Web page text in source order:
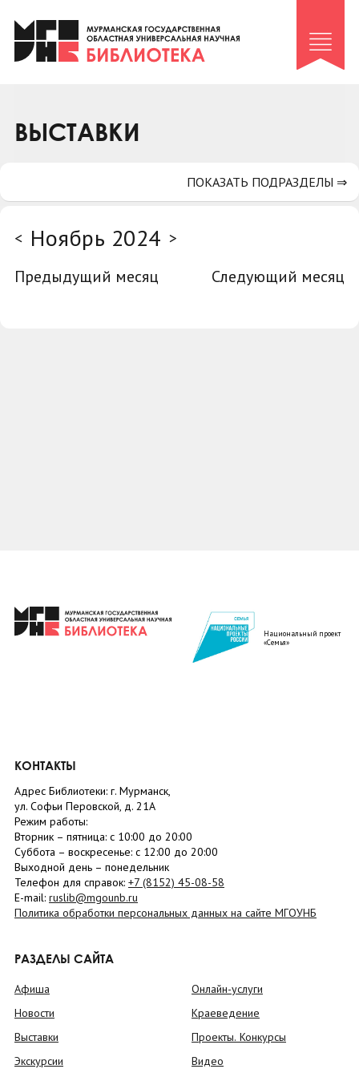
Клуб «Гиря и сельдерей»
Клуб «Семейный архив»
Коллегам
ВЫСТАВКИ
< Ноябрь 2024 >
Предыдущий месяц
Следующий месяц
ПОКАЗАТЬ ПОДРАЗДЕЛЫ ⇒
Национальный проект
«Семья»
КОНТАКТЫ
Адрес Библиотеки: г. Мурманск,
ул. Софьи Перовской, д. 21А
Режим работы:
Вторник – пятница: с 10:00 до 20:00
Суббота – воскресенье: c 12:00 до 20:00
Выходной день – понедельник
Телефон для справок: +7 (8152) 45-08-58
E-mail: ruslib@mgounb.ru
Политика обработки персональных данных на сайте МГОУНБ
РАЗДЕЛЫ САЙТА
Афиша
Новости
Выставки
Экскурсии
Онлайн-услуги
Краеведение
Проекты. Конкурсы
Видео